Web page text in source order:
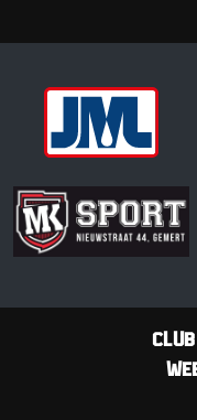
Club